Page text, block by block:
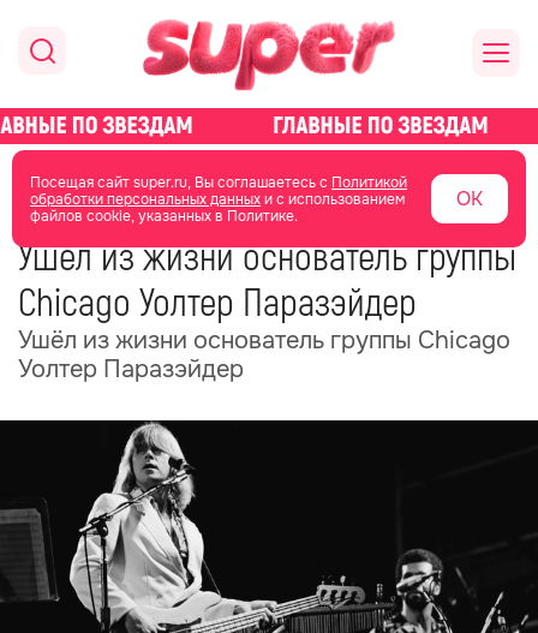
Посещая сайт super.ru, Вы соглашаетесь с Политикой
обработки персональных данныхи с использованием
файлов cookie, указанных в Политике.
ОК
главная общество
18 июня 05:35
Ушёл из жизни основатель группы
Chicago Уолтер Паразэйдер
Ушёл из жизни основатель группы Chicago
Уолтер Паразэйдер